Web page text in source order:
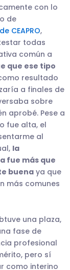
con lo
de
CEAPRO,
todas
común a
que ese tipo
resultado
a finales de
sobre
aprobé. Pese a
fue alta, el
al
la
fue más que
buena ya que
más comunes
una plaza,
fase de
profesional
pero sí
como interino